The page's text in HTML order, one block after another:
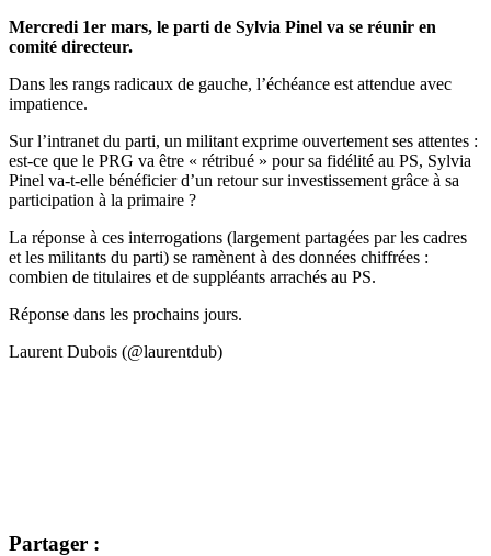
Mercredi 1er mars, le parti de Sylvia Pinel va se réunir en
comité directeur.
Dans les rangs radicaux de gauche, l’échéance est attendue avec
impatience.
Sur l’intranet du parti, un militant exprime ouvertement ses attentes :
est-ce que le PRG va être « rétribué » pour sa fidélité au PS, Sylvia
Pinel va-t-elle bénéficier d’un retour sur investissement grâce à sa
participation à la primaire ?
La réponse à ces interrogations (largement partagées par les cadres
et les militants du parti) se ramènent à des données chiffrées :
combien de titulaires et de suppléants arrachés au PS.
Réponse dans les prochains jours.
Laurent Dubois (@laurentdub)
Partager :